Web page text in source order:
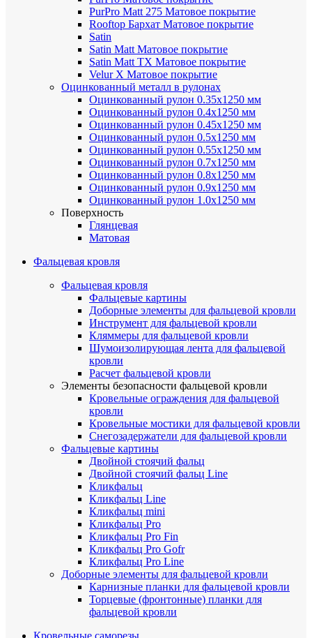
PurPro Matt 275 Матовое покрытие
Rooftop Бархат Матовое покрытие
Satin
Satin МattМатовое покрытие
Satin Matt TX Матовое покрытие
Velur X Матовое покрытие
Оцинкованный металл в рулонах
Оцинкованный рулон 0.35х1250 мм
Оцинкованный рулон 0.4х1250 мм
Оцинкованный рулон 0.45х1250 мм
Оцинкованный рулон 0.5х1250 мм
Оцинкованный рулон 0.55х1250 мм
Оцинкованный рулон 0.7х1250 мм
Оцинкованный рулон 0.8х1250 мм
Оцинкованный рулон 0.9х1250 мм
Оцинкованный рулон 1.0х1250 мм
Поверхность
Глянцевая
Матовая
Фальцевая кровля
Фальцевая кровля
Фальцевые картины
Доборные элементы для фальцевой кровли
Инструмент для фальцевой кровли
Кляммеры для фальцевой кровли
Шумоизолирующая лента для фальцевой
кровли
Расчет фальцевой кровли
Элементы безопасности фальцевой кровли
Кровельные ограждения для фальцевой
кровли
Кровельные мостики для фальцевой кровли
Снегозадержатели для фальцевой кровли
Фальцевые картины
Двойной стоячий фальц
Двойной стоячий фальц Line
Кликфальц
Кликфальц Line
Кликфальц mini
Кликфальц Pro
Кликфальц Pro Fin
Кликфальц Pro Gofr
Кликфальц Pro Line
Доборные элементы для фальцевой кровли
Карнизные планки для фальцевой кровли
Торцевые (фронтонные) планки для
фальцевой кровли